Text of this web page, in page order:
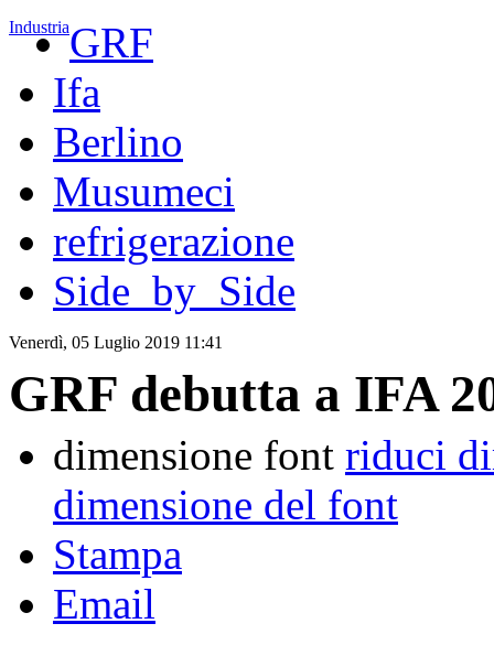
IndustriaGRF
Ifa
Berlino
Musumeci
refrigerazione
Side_by_Side
Venerdì, 05 Luglio 2019 11:41
GRF debutta a IFA
dimensione font riduci
dimensione del font
Stampa
Email